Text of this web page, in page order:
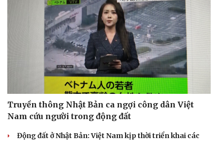
Phòng mạch online
Ăn sạch sống khỏe
Truyền thông Nhật Bản ca ngợi công dân Việt
Nam cứu người trong động đất
Động đất ở Nhật Bản: Việt Nam kịp thời triển khai các